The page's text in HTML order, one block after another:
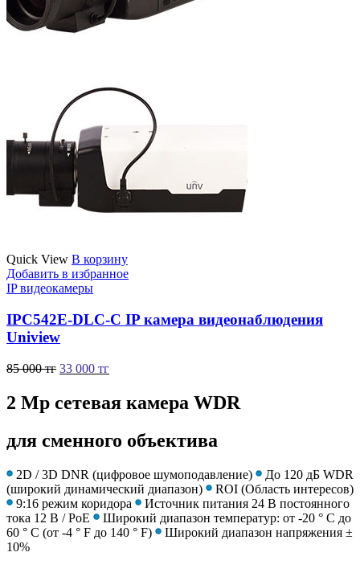
Quick View В корзину
Добавить в избранное
IP видеокамеры
IPC542E-DLC-C IP камера видеонаблюдения
Uniview
85 000тг 33 000 тг
2 Мр сетевая камера WDR
для сменного объектива
2D / 3D DNR (цифровое шумоподавление)
До 120 дБ WDR
(широкий динамический диапазон)
ROI (Область интересов)
9:16 режим коридора
Источник питания 24 В постоянного
тока 12 В / PoE
Широкий диапазон температур: от -20 ° C до
60 ° C (от -4 ° F до 140 ° F)
Широкий диапазон напряжения ±
10%